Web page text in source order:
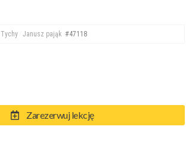
Zarezerwuj lekcję
Tychy Janusz pająk #47118